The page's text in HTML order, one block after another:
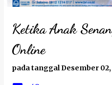
Ketika Anak
Online
pada tanggalDesember 02,